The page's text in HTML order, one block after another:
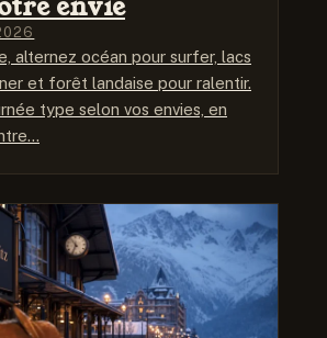
envie
alternez océan pour surfer, lacs
et forêt landaise pour ralentir.
type selon vos envies, en